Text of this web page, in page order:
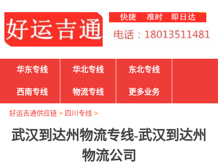
华东专线 华北专线 东北专线
西南专线 物流专线 更多业务
好运吉通供应链> 四川专线 >
武汉到达州物流专线-武汉到达州
物流公司